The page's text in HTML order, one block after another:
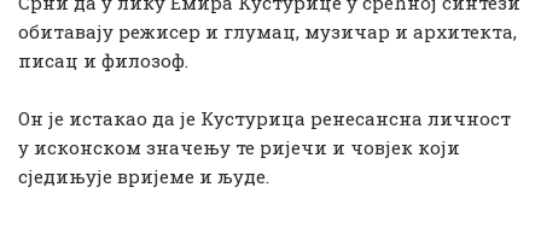
обитавају режисер и глумац, музичар и архитекта,
писац и филозоф.
Он је истакао да је Кустурица ренесансна личност
у исконском значењу те ријечи и човјек који
сједињује вријеме и људе.